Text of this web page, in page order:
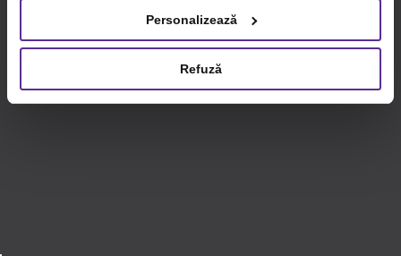
privind utilizarea modulelor cookie.Detalii
Personalizează
Refuză